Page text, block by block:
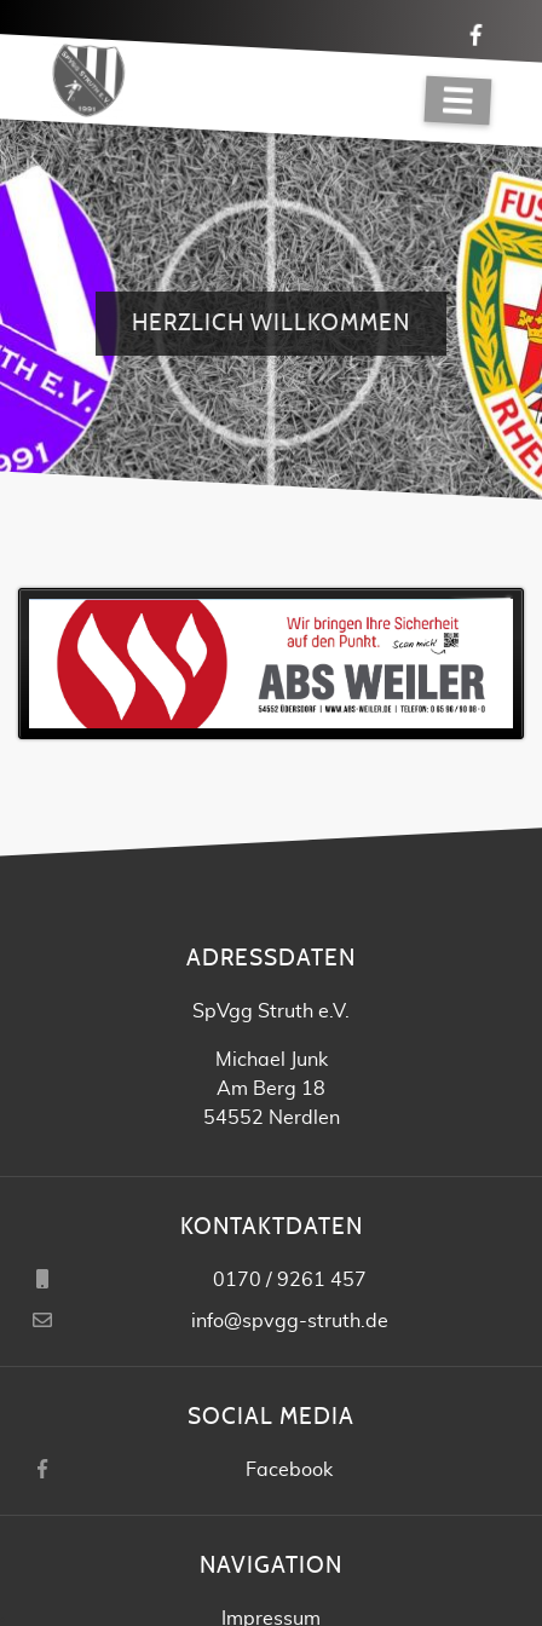
HERZLICH WILLKOMMEN
ADRESSDATEN
SpVgg Struth e.V.
Michael Junk
Am Berg 18
54552 Nerdlen
KONTAKTDATEN
0170 / 9261 457
info@spvgg-struth.de
SOCIAL MEDIA
Facebook
NAVIGATION
Impressum